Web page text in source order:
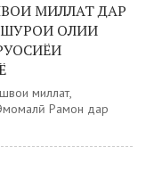
МИЛЛАТ ДАР
ШУРОИ ОЛИИ
миллат,
Раҳмон дар